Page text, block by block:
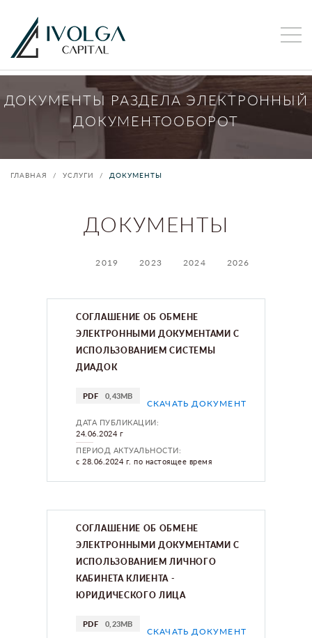
ДОКУМЕНТЫ РАЗДЕЛА ЭЛЕКТРОННЫЙ
ДОКУМЕНТООБОРОТ
ГЛАВНАЯ УСЛУГИ ДОКУМЕНТЫ
ДОКУМЕНТЫ
2019 2023 2024 2026
СОГЛАШЕНИЕ ОБ ОБМЕНЕ
ЭЛЕКТРОННЫМИ ДОКУМЕНТАМИ С
ИСПОЛЬЗОВАНИЕМ СИСТЕМЫ
ДИАДОК
СКАЧАТЬ ДОКУМЕНТ
PDF 0,43MB
ДАТА ПУБЛИКАЦИИ:
24.06.2024 г
ПЕРИОД АКТУАЛЬНОСТИ:
с 28.06.2024 г. по настоящее время
СОГЛАШЕНИЕ ОБ ОБМЕНЕ
ЭЛЕКТРОННЫМИ ДОКУМЕНТАМИ С
ИСПОЛЬЗОВАНИЕМ ЛИЧНОГО
КАБИНЕТА КЛИЕНТА -
ЮРИДИЧЕСКОГО ЛИЦА
СКАЧАТЬ ДОКУМЕНТ
PDF 0,23MB